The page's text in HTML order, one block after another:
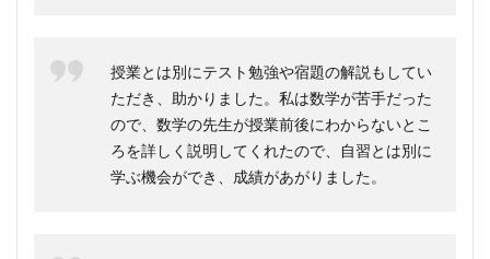
授業とは別にテスト勉強や宿題の解説もしてい
ただき、助かりました。私は数学が苦手だった
ので、数学の先生が授業前後にわからないとこ
ろを詳しく説明してくれたので、自習とは別に
学ぶ機会ができ、成績があがりました。